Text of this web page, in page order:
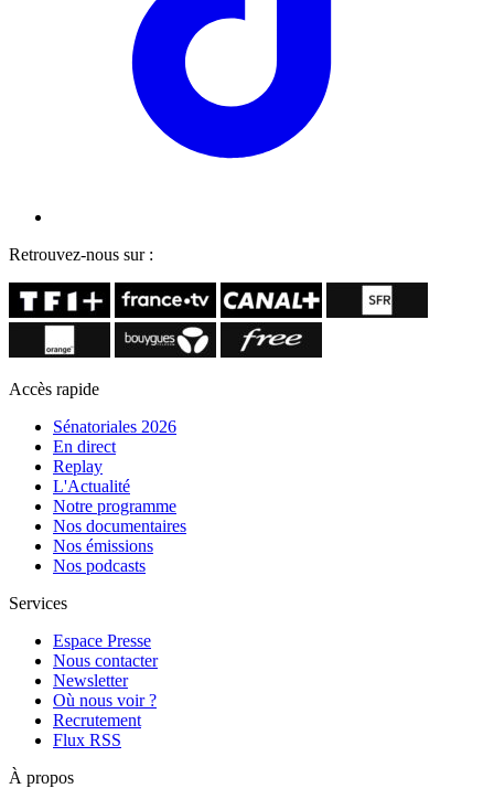
Retrouvez-nous sur :
Accès rapide
Sénatoriales 2026
En direct
Replay
L'Actualité
Notre programme
Nos documentaires
Nos émissions
Nos podcasts
Services
Espace Presse
Nous contacter
Newsletter
Où nous voir ?
Recrutement
Flux RSS
À propos